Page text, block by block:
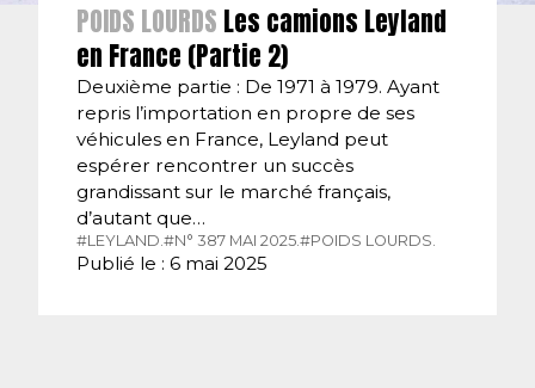
POIDS LOURDS Les camions Leyland
en France (Partie 2)
Deuxième partie : De 1971 à 1979. Ayant
repris l’importation en propre de ses
véhicules en France, Leyland peut
espérer rencontrer un succès
grandissant sur le marché français,
d’autant que…
#LEYLAND. #N° 387 MAI 2025. #POIDS LOURDS.
Publié le : 6 mai 2025